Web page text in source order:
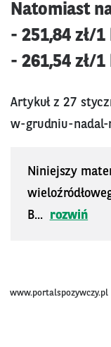
Natomiast
- 251,84 zł/
- 261,54 zł/1
Artykuł z 27
w-grudniu-nadal-
Niniejszy
B...
rozwiń
www.portalspozywczy.pl